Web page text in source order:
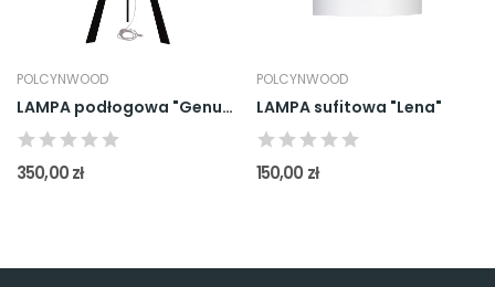
POLCYNWOOD
LAMPA podłogowa "Genua" Czarna
350,00 zł
POLCYNWOOD
LAMPA sufitowa "Lena"
150,00 zł